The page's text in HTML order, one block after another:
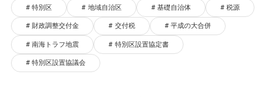
特別区 地域自治区 基礎自治体 税源
財政調整交付金 交付税 平成の大合併
南海トラフ地震 特別区設置協定書
特別区設置協議会